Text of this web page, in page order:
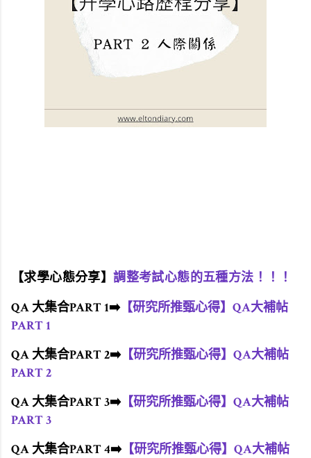
【求學心態分享】調整考試心態的五種方法！！！
QA 大集合PART 1➡️【研究所推甄心得】QA大補帖
PART 1
QA 大集合PART 2➡️【研究所推甄心得】QA大補帖
PART 2
QA 大集合PART 3➡️【研究所推甄心得】QA大補帖
PART 3
QA 大集合PART 4➡️【研究所推甄心得】QA大補帖